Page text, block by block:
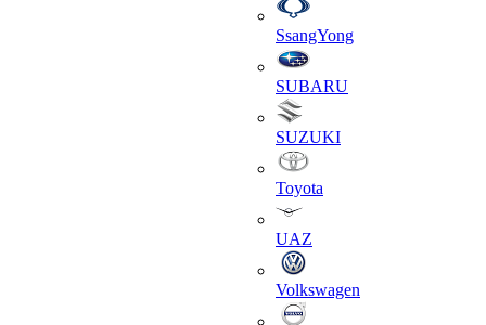
SsangYong
SUBARU
SUZUKI
Toyota
UAZ
Volkswagen